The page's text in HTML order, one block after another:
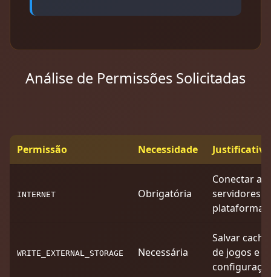
Análise de Permissões Solicitadas
Permissão Necessidade Justificativa
INTERNET Obrigatória
Conectar
servidores
plataforma
WRITE_EXTERNAL_STORAGE Necessária
Salvar cache
de jogos e